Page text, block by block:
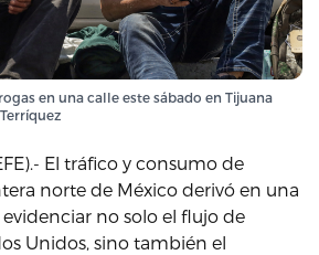
en una calle este sábado en Tijuana
El tráfico y consumo de
norte de México derivó en una
no solo el flujo de
Unidos, sino también el